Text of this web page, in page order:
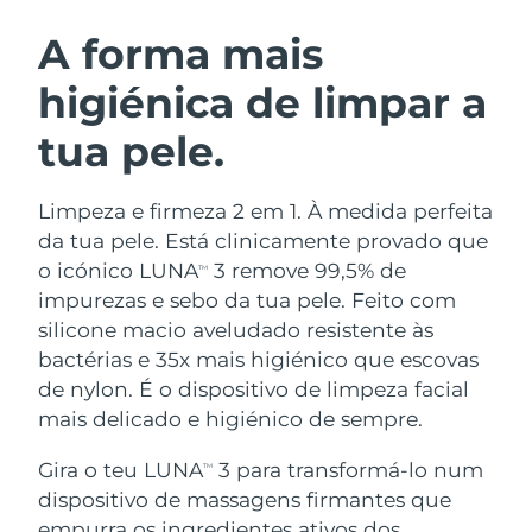
A forma mais
higiénica de limpar a
tua pele.
Limpeza e firmeza 2 em 1. À medida perfeita
da tua pele. Está clinicamente provado que
o icónico LUNATM
3 remove 99,5% de
impurezas e sebo da tua pele. Feito com
silicone macio aveludado resistente às
bactérias e 35x mais higiénico que escovas
de nylon. É o dispositivo de limpeza facial
mais delicado e higiénico de sempre.
Gira o teu LUNATM
3 para transformá-lo num
dispositivo de massagens firmantes que
Limpeza facial
Anti-aging massage
LUNA™ 4 Plus
Massage, LED heating
LUNA™ 4 Men
Microcurrent toning
BEAR™ 2 go
Microcurrent toning on-the-go
BEAR™ 2 eyes & lips
Hidratação
UFO™ 3 kit
Deep facial hydration
UFO™ 3 LED
Near-infrared and red light therapy
device
Cuidado oral
issa™ 4
Hybrid silicone sonic toothbrush
Smart hybrid silicone sonic toothbrush
TRATAMENTO ANTIENVELHECIMENTO
FAQ™
Antienvelhecimento Tratamentos LED
Áustria
Barein Entrega prevista8/10/26
Bélgica
Bermudas Entrega prevista8/15/26
Bósnia e
Herzegovina
Entrega prevista
Brunei Entrega prevista
Bulgária Entrega prevista8/9/26
Chile Entrega prevista8/13/26